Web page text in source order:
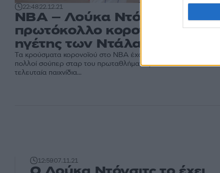
22:4822.12.21
NBA – Λούκα Ντόνσιτς: Στο
πρωτόκολλο κορονοϊού και ο
ηγέτης των Ντάλας Μάβερικς
Τα κρούσματα κορονοϊού στο NBA έχουν αυξηθεί δραματικά και
πολλοί σούπερ σταρ του πρωταθλήματος έχουν χάσει τα
τελευταία παιχνίδια...
12:5907.11.21